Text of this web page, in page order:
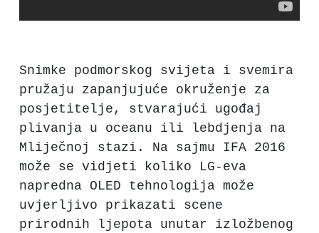
Snimke podmorskog svijeta i svemira
pružaju zapanjujuće okruženje za
posjetitelje, stvarajući ugođaj
plivanja u oceanu ili lebdjenja na
Mliječnoj stazi. Na sajmu IFA 2016
može se vidjeti koliko LG-eva
napredna OLED tehnologija može
uvjerljivo prikazati scene
prirodnih ljepota unutar izložbenog